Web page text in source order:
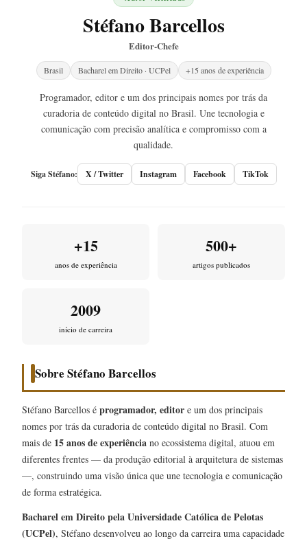
Stéfano Barcellos
Editor-Chefe
Brasil Bacharel em Direito · UCPel +15 anos de experiência
Programador, editor e um dos principais nomes por trás da
curadoria de conteúdo digital no Brasil. Une tecnologia e
comunicação com precisão analítica e compromisso com a
qualidade.
Siga Stéfano: X / Twitter Instagram Facebook TikTok
+15
anos de experiência
500+
artigos publicados
2009
início de carreira
Sobre Stéfano Barcellos
Stéfano Barcellos é programador, editor e um dos principais
nomes por trás da curadoria de conteúdo digital no Brasil. Com
mais de 15 anos de experiência no ecossistema digital, atuou em
diferentes frentes — da produção editorial à arquitetura de sistemas
—, construindo uma visão única que une tecnologia e comunicação
de forma estratégica.
Bacharel em Direito pela Universidade Católica de Pelotas
(UCPel), Stéfano desenvolveu ao longo da carreira uma capacidade